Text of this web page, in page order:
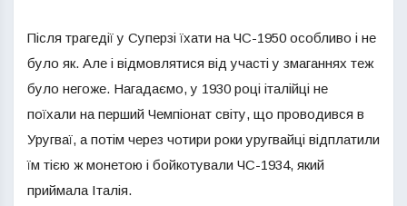
Після трагедії у Суперзі їхати на ЧС-1950 особливо і не
було як. Але і відмовлятися від участі у змаганнях теж
було негоже. Нагадаємо, у 1930 році італійці не
поїхали на перший Чемпіонат світу, що проводився в
Уругваї, а потім через чотири роки уругвайці відплатили
їм тією ж монетою і бойкотували ЧС-1934, який
приймала Італія.